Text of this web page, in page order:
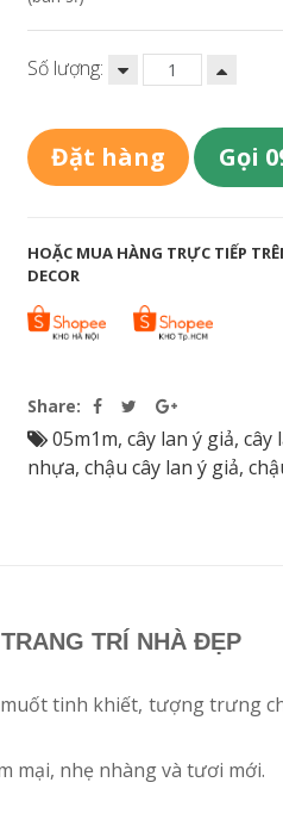
Số lượng:
Đặt hàng Gọi
HOẶC MUA HÀNG TRỰC TIẾP
DECOR
Share:
05m1m, cây lan ý giả, cây
nhựa, chậu cây lan ý giả,
TRÍ NHÀ ĐẸP
tinh khiết, tượng trưng
mại, nhẹ nhàng và tươi mới.